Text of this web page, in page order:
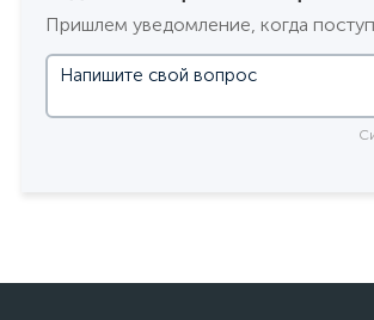
Пришлем уведомление, когда